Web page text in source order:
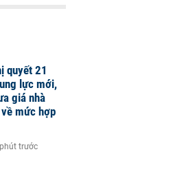
quyết 21
lực mới,
giá nhà
mức hợp
trước